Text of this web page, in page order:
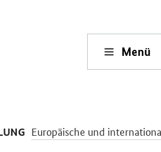
Menü
-
Europäische und